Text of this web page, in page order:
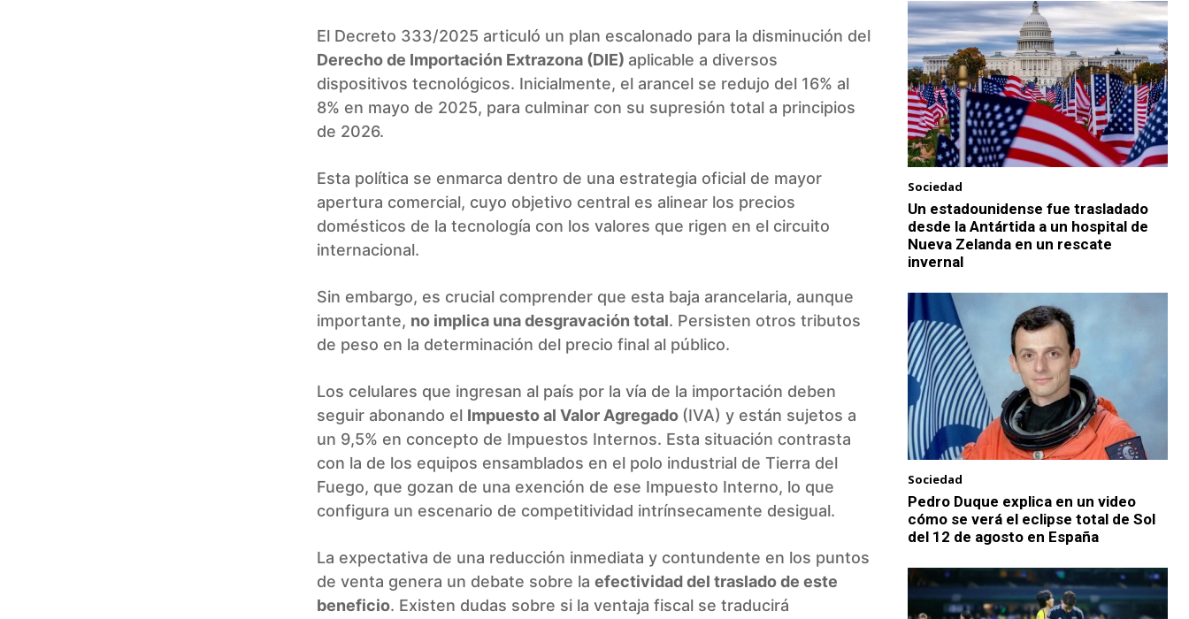
El Decreto 333/2025 articuló un plan escalonado para la disminución del
Derecho de Importación Extrazona (DIE) aplicable a diversos
dispositivos tecnológicos. Inicialmente, el arancel se redujo del 16% al
8% en mayo de 2025, para culminar con su supresión total a principios
de 2026.
Esta política se enmarca dentro de una estrategia oficial de mayor
apertura comercial, cuyo objetivo central es alinear los precios
domésticos de la tecnología con los valores que rigen en el circuito
internacional.
Sin embargo, es crucial comprender que esta baja arancelaria, aunque
importante, no implica una desgravación total. Persisten otros tributos
de peso en la determinación del precio final al público.
Los celulares que ingresan al país por la vía de la importación deben
seguir abonando el Impuesto al Valor Agregado (IVA) y están sujetos a
un 9,5% en concepto de Impuestos Internos. Esta situación contrasta
con la de los equipos ensamblados en el polo industrial de Tierra del
Fuego, que gozan de una exención de ese Impuesto Interno, lo que
configura un escenario de competitividad intrínsecamente desigual.
La expectativa de una reducción inmediata y contundente en los puntos
de venta genera un debate sobre la efectividad del traslado de este
beneficio. Existen dudas sobre si la ventaja fiscal se traducirá
Sociedad
Un estadounidense fue trasladado
desde la Antártida a un hospital de
Nueva Zelanda en un rescate
invernal
Sociedad
Pedro Duque explica en un video
cómo se verá el eclipse total de Sol
del 12 de agosto en España